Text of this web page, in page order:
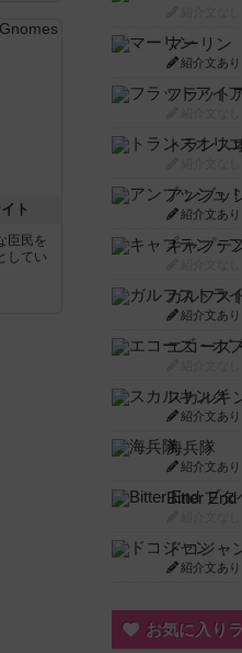
ト
臣民を
してい
マーリン
紹介文あり
フラット
紹介文あり
ガルフス
紹介文あり
エコーズ
スカルキ
紹介文あり
海兵隊
紹介文あり
ドコジャ
紹介文あり
お気に入り